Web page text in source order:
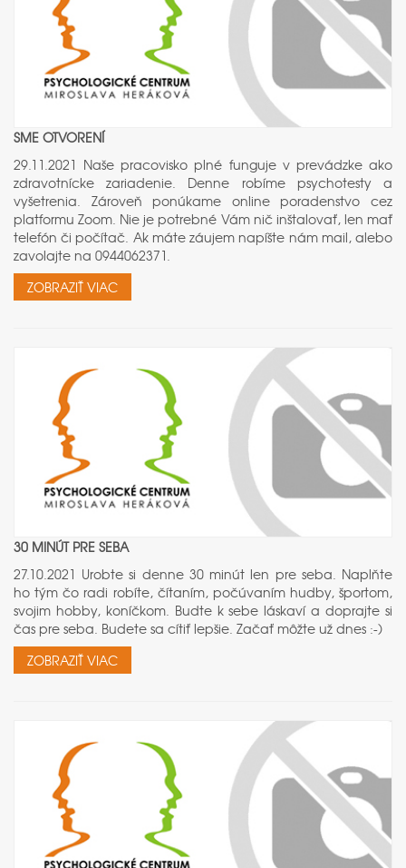
SME OTVORENÍ
29.11.2021 Naše pracovisko plné funguje v prevádzke ako
zdravotnícke zariadenie. Denne robíme psychotesty a
vyšetrenia. Zároveň ponúkame online poradenstvo cez
platformu Zoom. Nie je potrebné Vám nič inštalovať, len mať
telefón či počítač. Ak máte záujem napíšte nám mail, alebo
zavolajte na 0944062371.
ZOBRAZIŤ VIAC
30 MINÚT PRE SEBA
27.10.2021 Urobte si denne 30 minút len pre seba. Naplňte
ho tým čo radi robíte, čítaním, počúvaním hudby, športom,
svojim hobby, koníčkom. Budte k sebe láskaví a doprajte si
čas pre seba. Budete sa cítiť lepšie. Začať môžte už dnes :-)
ZOBRAZIŤ VIAC